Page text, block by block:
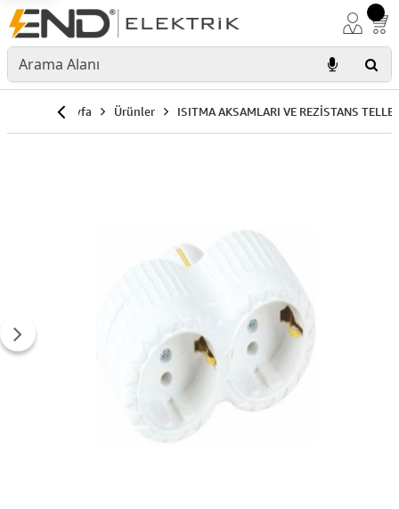
Anasayfa Ürünler ISITMA AKSAMLARI VE REZİSTANS